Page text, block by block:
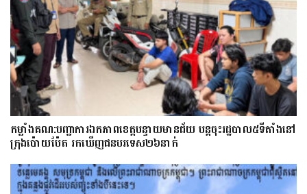
កម្លាំងគណ:បញ្ជាការឯកភាពខេត្តបន្ទាយមានជ័យ បន្តចុះរដ្ឋបាល៥ទីតាំងនៅ
ក្រុងប៉ោយប៉ែត រកឃើញជនបរទេស២៦នាក់